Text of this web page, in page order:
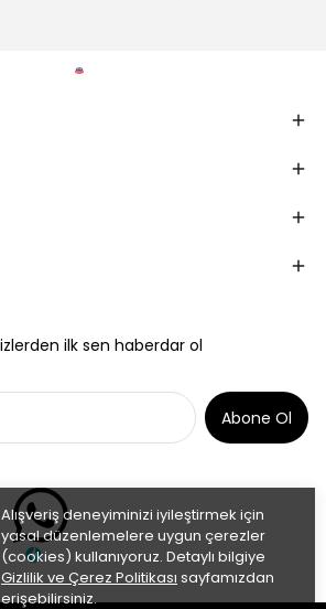
Alışveriş deneyiminizi iyileştirmek için
yasal düzenlemelere uygun çerezler
(cookies) kullanıyoruz. Detaylı bilgiye
Gizlilik ve Çerez Politikası sayfamızdan
erişebilirsiniz.
ilk sen haberdar ol
Abone Ol